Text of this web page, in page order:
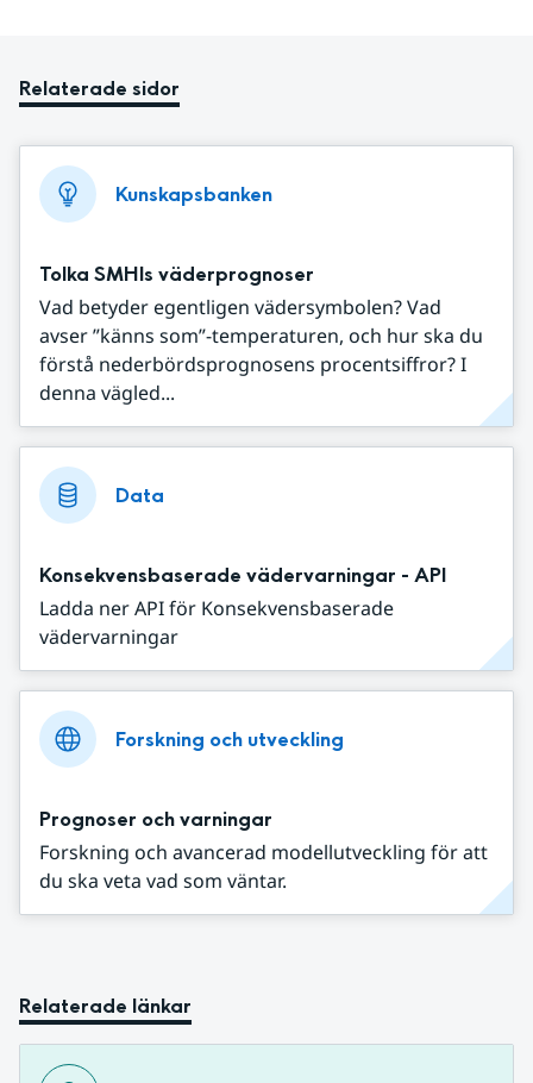
Relaterade sidor
Kunskapsbanken
Tolka SMHIs väderprognoser
Vad betyder egentligen vädersymbolen? Vad
avser ”känns som”-temperaturen, och hur ska du
förstå nederbördsprognosens procentsiffror? I
denna vägled...
Data
Konsekvensbaserade vädervarningar - API
Ladda ner API för Konsekvensbaserade
vädervarningar
Forskning och utveckling
Prognoser och varningar
Forskning och avancerad modellutveckling för att
du ska veta vad som väntar.
Relaterade länkar